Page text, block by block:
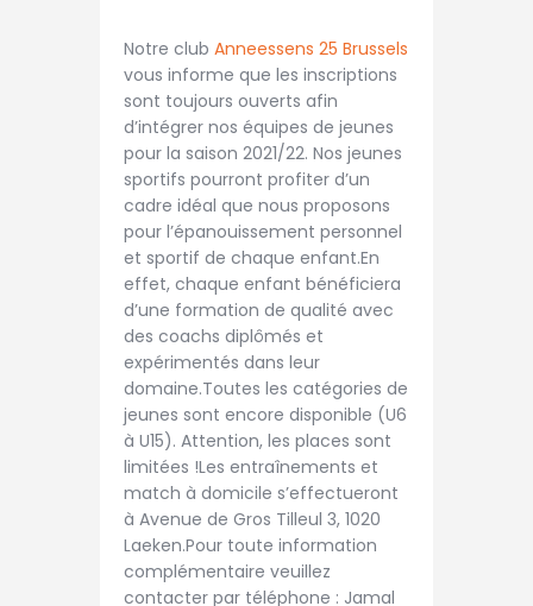
Notre club Anneessens 25 Brussels
vous informe que les inscriptions
sont toujours ouverts afin
d’intégrer nos équipes de jeunes
pour la saison 2021/22. Nos jeunes
sportifs pourront profiter d’un
cadre idéal que nous proposons
pour l’épanouissement personnel
et sportif de chaque enfant.En
effet, chaque enfant bénéficiera
d’une formation de qualité avec
des coachs diplômés et
expérimentés dans leur
domaine.Toutes les catégories de
jeunes sont encore disponible (U6
à U15). Attention, les places sont
limitées !Les entraînements et
match à domicile s’effectueront
à Avenue de Gros Tilleul 3, 1020
Laeken.Pour toute information
complémentaire veuillez
contacter par téléphone : Jamal